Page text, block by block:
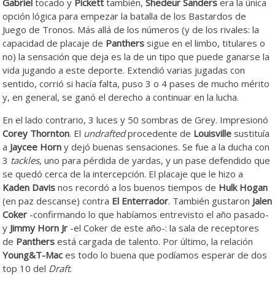
opción lógica para empezar la batalla de los Bastardos de
Juego de Tronos. Más allá de los números (y de los rivales: la
capacidad de placaje de Panthers sigue en el limbo, titulares o
no) la sensación que deja es la de un tipo que puede ganarse la
vida jugando a este deporte. Extendió varias jugadas con
sentido, corrió si hacía falta, puso 3 o 4 pases de mucho mérito
y, en general, se ganó el derecho a continuar en la lucha.
En el lado contrario, 3 luces y 50 sombras de Grey. Impresionó
Corey Thornton. El undraftedprocedente de Louisville sustituía
a Jaycee Horn y dejó buenas sensaciones. Se fue a la ducha con
3 tackles, uno para pérdida de yardas, y un pase defendido que
se quedó cerca de la intercepción. El placaje que le hizo a
Kaden Davis nos recordó a los buenos tiempos de Hulk Hogan
(en paz descanse) contra El Enterrador. También gustaron Jalen
Coker -confirmando lo que habíamos entrevisto el año pasado-
y Jimmy Horn Jr -el Coker de este año-: la sala de receptores
de Panthers está cargada de talento. Por último, la relación
Young&T-Mac es todo lo buena que podíamos esperar de dos
top 10 del Draft.